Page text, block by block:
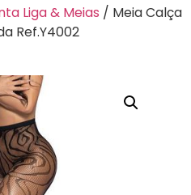
Liga & Meias / Meia Calça
Ref.Y4002